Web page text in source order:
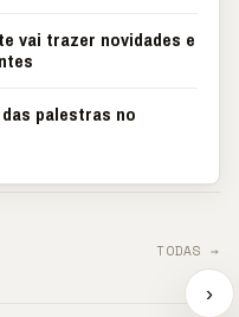
vai trazer novidades e
palestras no
TODAS →
📢 Coral
Paulino
longo
›